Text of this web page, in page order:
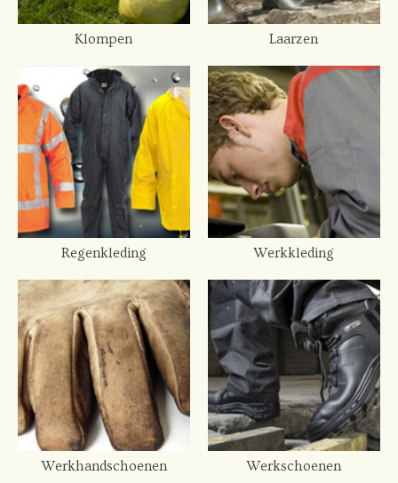
Klompen Laarzen
Regenkleding Werkkleding
Werkhandschoenen Werkschoenen